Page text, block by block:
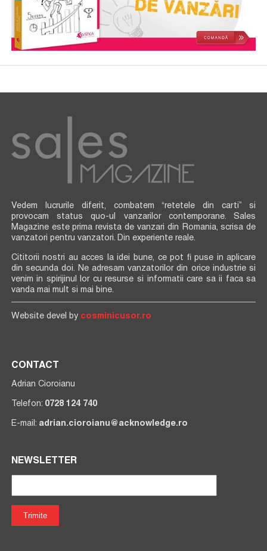
Vedem lucrurile diferit, combatem “retetele din carti” si
provocam status quo-ul vanzarilor contemporane. Sales
Magazine este prima revista de vanzari din Romania, scrisa de
vanzatori pentru vanzatori. Din experiente reale.
Cititorii nostri au acces la idei bune, ce pot fi puse in aplicare
din secunda doi. Ne adresam vanzatorilor din orice industrie si
venim in spirijinul lor cu resurse si informatii care sa ii faca sa
vanda mai mult si mai bine.
Website devel by cosminicusor.ro
CONTACT
Adrian Cioroianu
Telefon: 0728 124 740
E-mail: adrian.cioroianu@acknowledge.ro
NEWSLETTER